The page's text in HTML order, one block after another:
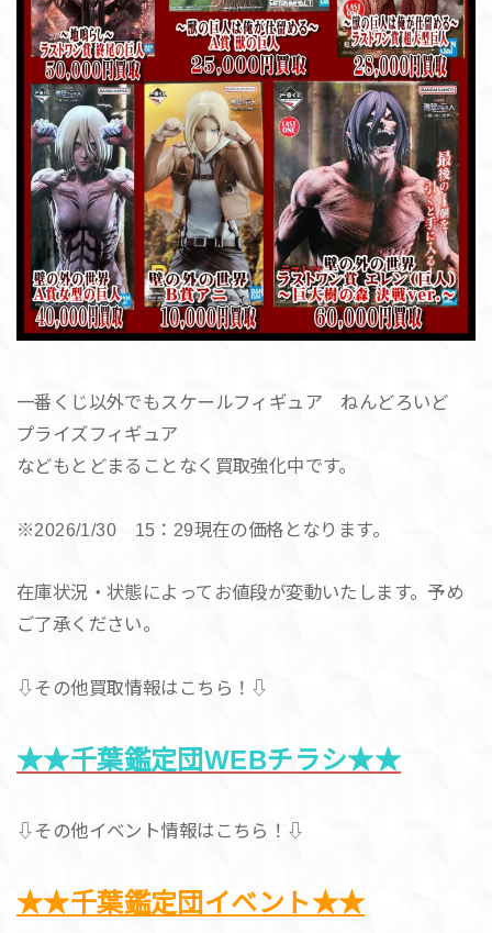
一番くじ以外でもスケールフィギュア ねんどろいど
プライズフィギュア
などもとどまることなく買取強化中です。
※2026/1/30 15：29現在の価格となります。
在庫状況・状態によってお値段が変動いたします。予め
ご了承ください。
⇩その他買取情報はこちら！⇩
★★千葉鑑定団WEBチラシ★★
⇩その他イベント情報はこちら！⇩
★★千葉鑑定団イベント★★